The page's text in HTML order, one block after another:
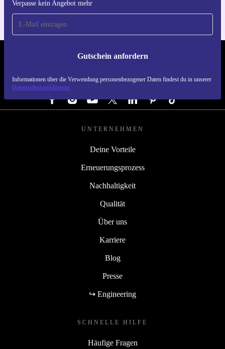
Verpasse kein Angebot mehr
Gutschein anfordern
Informationen über die Verwendung personenbezogener Daten findest du in unserer
Datenschutzerklärung
REFURBED DEUTSCHLAND - RETHINK NEW.
FOLGE UNS
UNTERNEHMEN
Deine Vorteile
Erneuerungsprozess
Nachhaltigkeit
Qualität
Über uns
Karriere
Blog
Presse
↪ Engineering
SCHNELLE HILFE
Häufige Fragen